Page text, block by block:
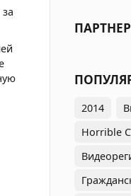
2014
Horrible